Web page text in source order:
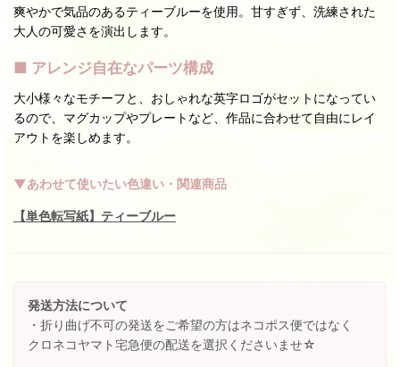
爽やかで気品のあるティーブルーを使用。甘すぎず、洗練された
大人の可愛さを演出します。
■ アレンジ自在なパーツ構成
大小様々なモチーフと、おしゃれな英字ロゴがセットになってい
るので、マグカップやプレートなど、作品に合わせて自由にレイ
アウトを楽しめます。
▼あわせて使いたい色違い・関連商品
【単色転写紙】ティーブルー
発送方法について
・折り曲げ不可の発送をご希望の方はネコポス便ではなく
クロネコヤマト宅急便の配送を選択くださいませ☆